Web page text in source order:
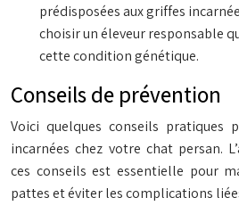
prédisposées aux griffes
choisir un éleveur responsable
cette condition génétique.
Conseils de prévention
Voici quelques conseils pratiques
incarnées chez votre chat persan.
ces conseils est essentielle pour
pattes et éviter les complications